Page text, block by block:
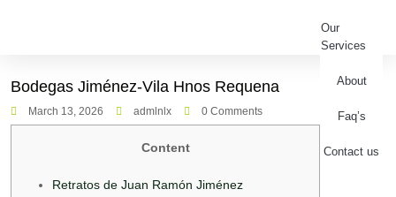
Our
Services
About
Faq’s
Contact us
Bodegas Jiménez-Vila Hnos Requena
March 13, 2026 admlnlx 0 Comments
Content
Retratos de Juan Ramón Jiménez